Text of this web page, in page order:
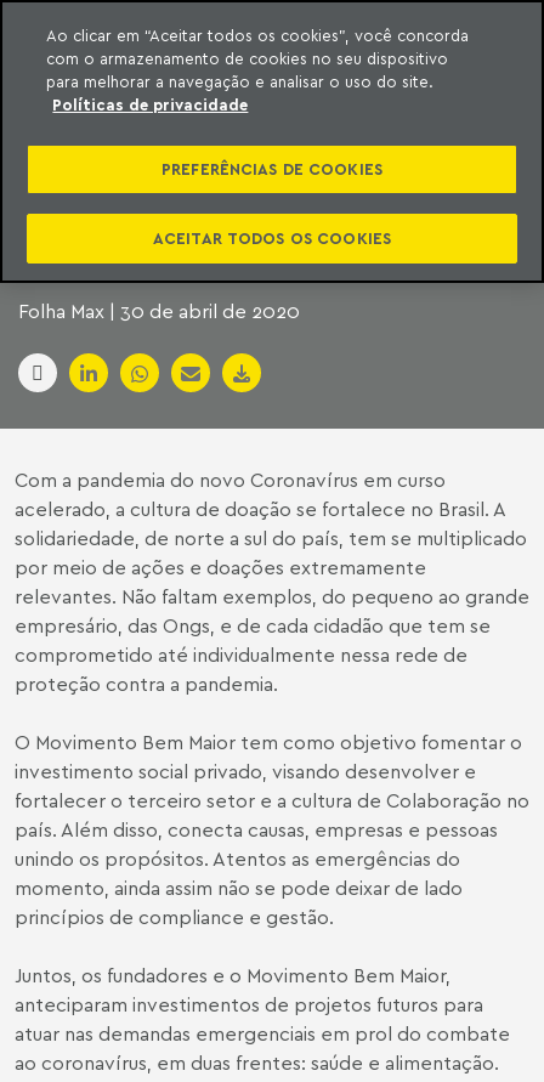
o conteúdo
Machado Meyer
PANDEMIA REFORÇA
CULTURA DAS
DOAÇÕES NO BRASIL
Folha Max | 30 de abril de 2020
Com a pandemia do novo Coronavírus em curso
acelerado, a cultura de doação se fortalece no Brasil. A
solidariedade, de norte a sul do país, tem se multiplicado
por meio de ações e doações extremamente
relevantes. Não faltam exemplos, do pequeno ao grande
empresário, das Ongs, e de cada cidadão que tem se
comprometido até individualmente nessa rede de
proteção contra a pandemia.
O Movimento Bem Maior tem como objetivo fomentar o
investimento social privado, visando desenvolver e
fortalecer o terceiro setor e a cultura de Colaboração no
país. Além disso, conecta causas, empresas e pessoas
unindo os propósitos. Atentos as emergências do
momento, ainda assim não se pode deixar de lado
princípios de compliance e gestão.
Juntos, os fundadores e o Movimento Bem Maior,
anteciparam investimentos de projetos futuros para
atuar nas demandas emergenciais em prol do combate
ao coronavírus, em duas frentes: saúde e alimentação.
Ao clicar em “Aceitar todos os cookies”, você concorda
com o armazenamento de cookies no seu dispositivo
para melhorar a navegação e analisar o uso do site.
Políticas de privacidade
PREFERÊNCIAS DE COOKIES
ACEITAR TODOS OS COOKIES